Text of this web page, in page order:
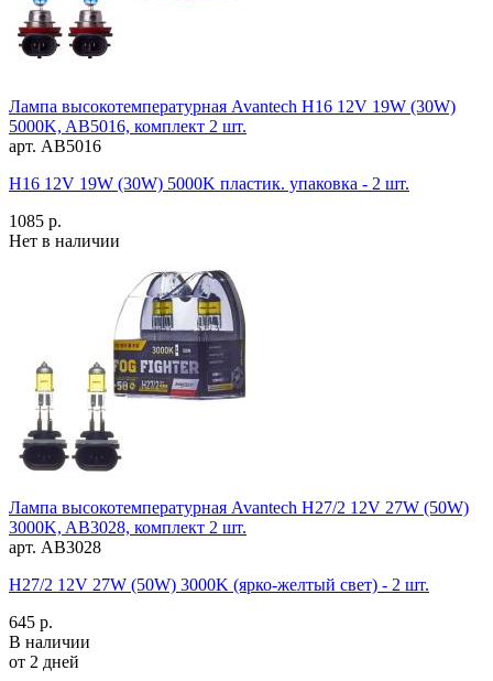
Лампа высокотемпературная Avantech H16 12V 19W (30W)
5000K, AB5016, комплект 2 шт.
арт. AB5016
H16 12V 19W (30W) 5000K пластик. упаковка - 2 шт.
1085 р.
Нет в наличии
Лампа высокотемпературная Avantech H27/2 12V 27W (50W)
3000K, AB3028, комплект 2 шт.
арт. AB3028
H27/2 12V 27W (50W) 3000K (ярко-желтый свет) - 2 шт.
645 р.
В наличии
от 2 дней